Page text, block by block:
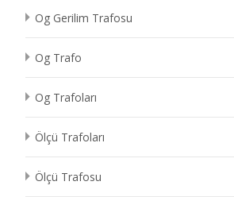
Og Gerilim Trafosu
Og Trafo
Og Trafoları
Ölçü Trafoları
Ölçü Trafosu